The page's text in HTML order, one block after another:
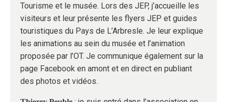
Tourisme et le musée. Lors des JEP, j’accueille les
visiteurs et leur présente les flyers JEP et guides
touristiques du Pays de L’Arbresle. Je leur explique
les animations au sein du musée et l’animation
proposée par l’OT. Je communique également sur la
page Facebook en amont et en direct en publiant
des photos et vidéos.